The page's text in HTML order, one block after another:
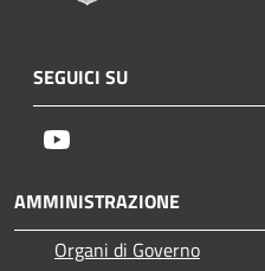
SEGUICI SU
AMMINISTRAZIONE
Organi di Governo